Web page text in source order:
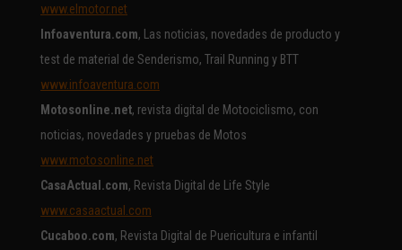
www.elmotor.net
Infoaventura.com, Las noticias, novedades de producto y
test de material de Senderismo, Trail Running y BTT
www.infoaventura.com
Motosonline.net, revista digital de Motociclismo, con
noticias, novedades y pruebas de Motos
www.motosonline.net
CasaActual.com, Revista Digital de Life Style
www.casaactual.com
Cucaboo.com, Revista Digital de Puericultura e infantil